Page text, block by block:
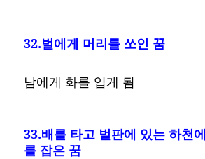
32.벌에게 머리를 쏘인 꿈
남에게 화를 입게 됨
33.배를 타고 벌판에 있는 하천
를 잡은 꿈